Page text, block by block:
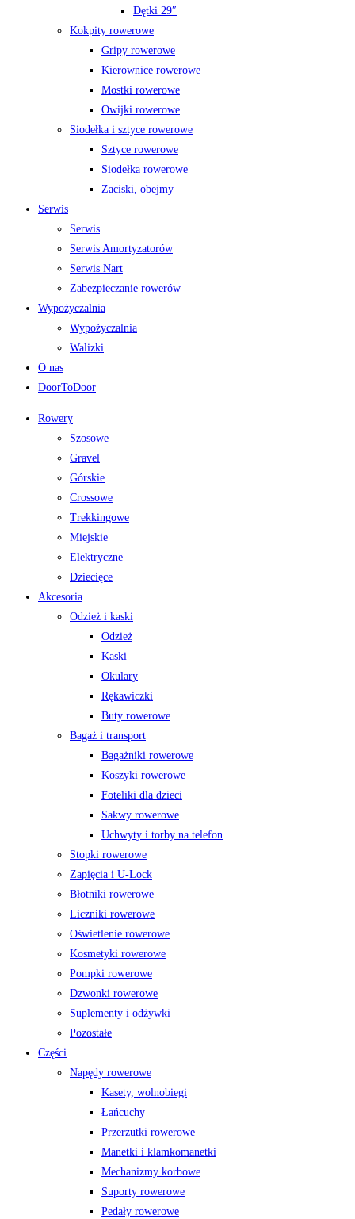
Dętki 29″
Kokpity rowerowe
Gripy rowerowe
Kierownice rowerowe
Mostki rowerowe
Owijki rowerowe
Siodełka i sztyce rowerowe
Sztyce rowerowe
Siodełka rowerowe
Zaciski, obejmy
Serwis
Serwis
Serwis Amortyzatorów
Serwis Nart
Zabezpieczanie rowerów
Wypożyczalnia
Wypożyczalnia
Walizki
O nas
DoorToDoor
Rowery
Szosowe
Gravel
Górskie
Crossowe
Trekkingowe
Miejskie
Elektryczne
Dziecięce
Akcesoria
Odzież i kaski
Odzież
Kaski
Okulary
Rękawiczki
Buty rowerowe
Bagaż i transport
Bagażniki rowerowe
Koszyki rowerowe
Foteliki dla dzieci
Sakwy rowerowe
Uchwyty i torby na telefon
Stopki rowerowe
Zapięcia i U-Lock
Błotniki rowerowe
Liczniki rowerowe
Oświetlenie rowerowe
Kosmetyki rowerowe
Pompki rowerowe
Dzwonki rowerowe
Suplementy i odżywki
Pozostałe
Części
Napędy rowerowe
Kasety, wolnobiegi
Łańcuchy
Przerzutki rowerowe
Manetki i klamkomanetki
Mechanizmy korbowe
Suporty rowerowe
Pedały rowerowe